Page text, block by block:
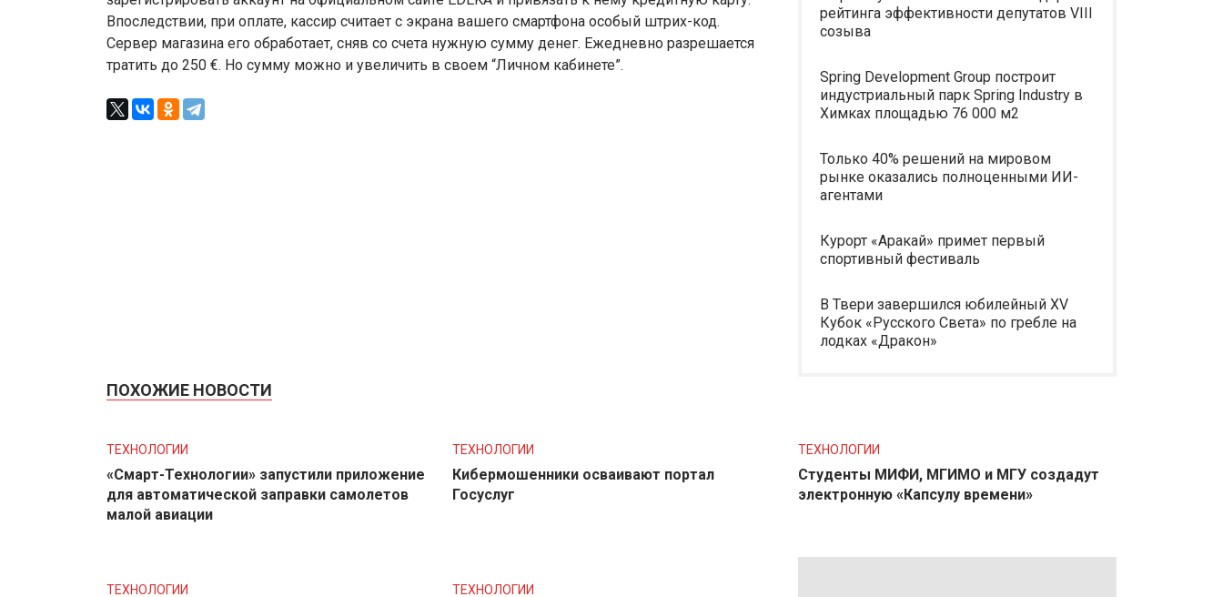
Впоследствии, при оплате, кассир считает с экрана вашего смартфона особый штрих-код.
Сервер магазина его обработает, сняв со счета нужную сумму денег. Ежедневно разрешается
тратить до 250 €. Но сумму можно и увеличить в своем “Личном кабинете”.
рейтинга эффективности депутатов VIII
созыва
Spring Development Group построит
индустриальный парк Spring Industry в
Химках площадью 76 000 м2
Только 40% решений на мировом
рынке оказались полноценными ИИ-
агентами
Курорт «Аракай» примет первый
спортивный фестиваль
В Твери завершился юбилейный XV
Кубок «Русского Света» по гребле на
лодках «Дракон»
ПОХОЖИЕ НОВОСТИ
ТЕХНОЛОГИИ
«Смарт-Технологии» запустили приложение
для автоматической заправки самолетов
малой авиации
ТЕХНОЛОГИИ
Кибермошенники осваивают портал
Госуслуг
ТЕХНОЛОГИИ
Студенты МИФИ, МГИМО и МГУ создадут
электронную «Капсулу времени»
ТЕХНОЛОГИИ ТЕХНОЛОГИИ